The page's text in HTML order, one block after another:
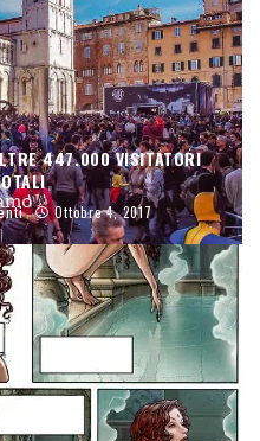
447.000 VISITATORI
Ottobre 4, 2017